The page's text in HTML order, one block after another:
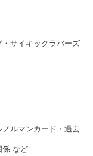
・サイキックラバーズ
ノルマンカード・過去
係 など